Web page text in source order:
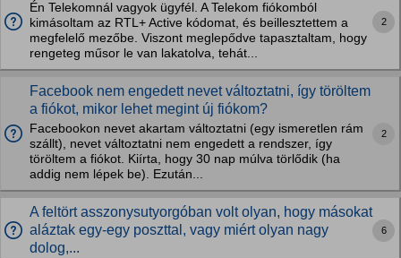
Én Telekomnál vagyok ügyfél. A Telekom fiókomból
kimásoltam az RTL+ Active kódomat, és beillesztettem a
megfelelő mezőbe. Viszont meglepődve tapasztaltam, hogy
rengeteg műsor le van lakatolva, tehát...
2
Facebook nem engedett nevet változtatni, így töröltem
a fiókot, mikor lehet megint új fiókom?
Facebookon nevet akartam változtatni (egy ismeretlen rám
szállt), nevet változtatni nem engedett a rendszer, így
töröltem a fiókot. Kiírta, hogy 30 nap múlva törlődik (ha
addig nem lépek be). Ezután...
2
A feltört asszonysutyorgóban volt olyan, hogy másokat
aláztak egy-egy poszttal, vagy miért olyan nagy
dolog,...
6